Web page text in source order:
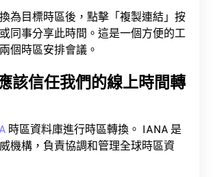
為目標時區後，點擊「複製連結」按
同事分享此時間。這是一個方便的工
個時區安排會議。
該信任我們的線上時間轉
時區資料庫進行時區轉換。 IANA 是
機構，負責協調和管理全球時區資